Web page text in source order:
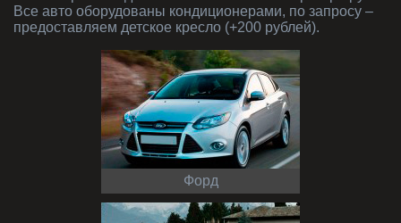
Все авто оборудованы кондиционерами, по запросу –
предоставляем детское кресло (+200 рублей).
Форд